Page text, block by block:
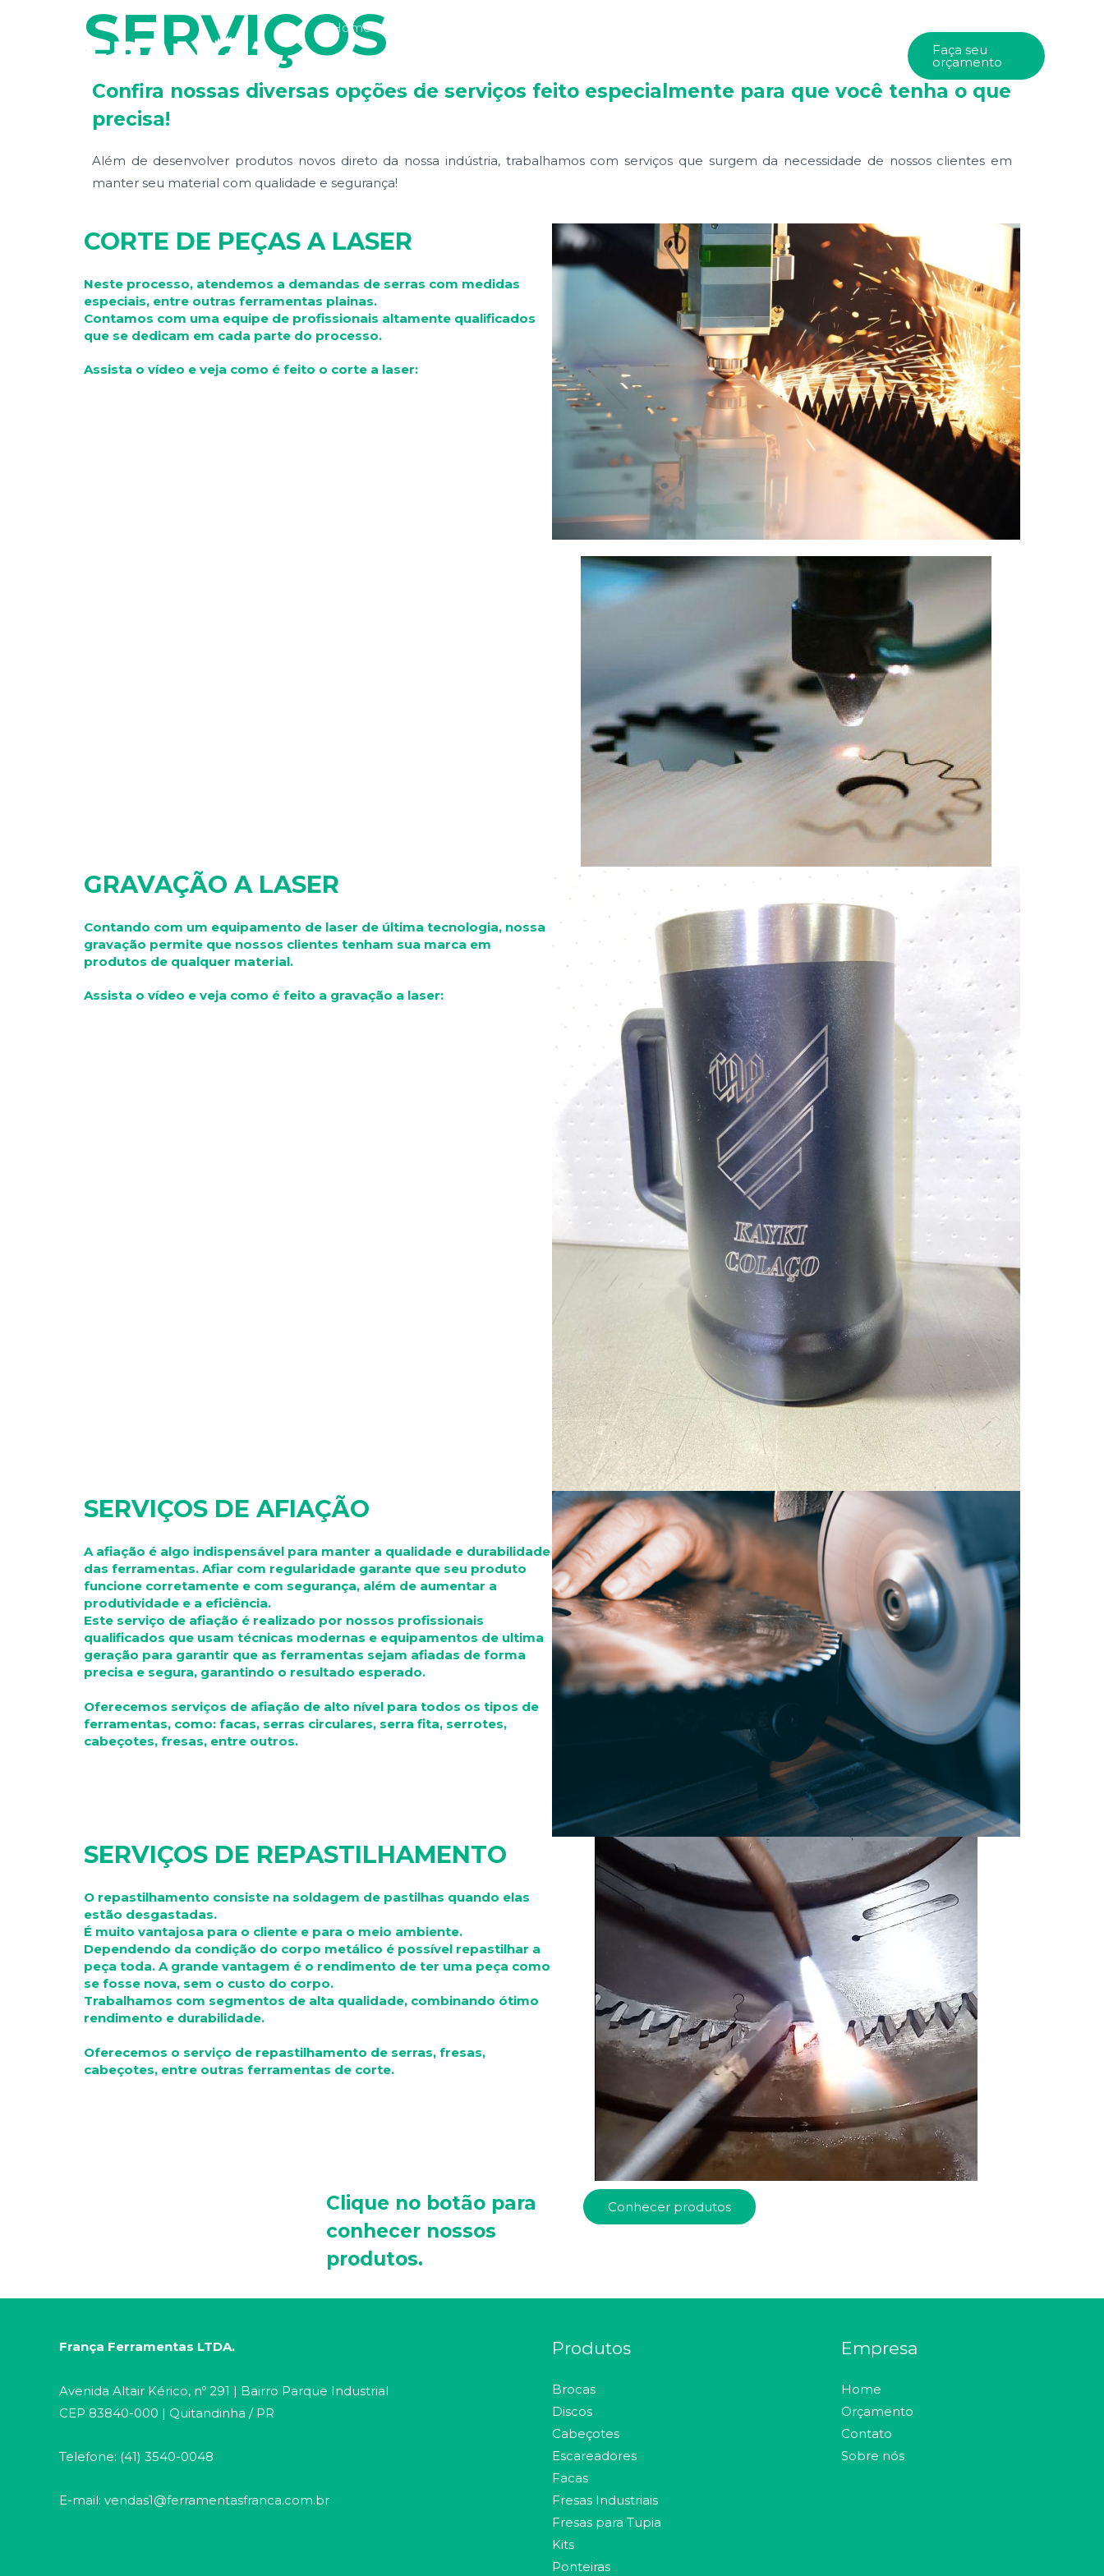
Home
Seja um representante
Faça seu
orçamento
SERVIÇOS
Confira nossas diversas opções de serviços feito especialmente para que você tenha o que
precisa!
Além de desenvolver produtos novos direto da nossa indústria, trabalhamos com serviços que surgem da necessidade de nossos clientes em
manter seu material com qualidade e segurança!
CORTE DE PEÇAS A LASER
Neste processo, atendemos a demandas de serras com medidas
especiais, entre outras ferramentas plainas.
Contamos com uma equipe de profissionais altamente qualificados
que se dedicam em cada parte do processo.
Assista o vídeo e veja como é feito o corte a laser:
GRAVAÇÃO A LASER
Contando com um equipamento de laser de última tecnologia, nossa
gravação permite que nossos clientes tenham sua marca em
produtos de qualquer material.
Assista o vídeo e veja como é feito a gravação a laser:
SERVIÇOS DE AFIAÇÃO
A afiação é algo indispensável para manter a qualidade e durabilidade
das ferramentas. Afiar com regularidade garante que seu produto
funcione corretamente e com segurança, além de aumentar a
produtividade e a eficiência.
Este serviço de afiação é realizado por nossos profissionais
qualificados que usam técnicas modernas e equipamentos de ultima
geração para garantir que as ferramentas sejam afiadas de forma
precisa e segura, garantindo o resultado esperado.
Oferecemos serviços de afiação de alto nível para todos os tipos de
ferramentas, como: facas, serras circulares, serra fita, serrotes,
cabeçotes, fresas, entre outros.
SERVIÇOS DE REPASTILHAMENTO
O repastilhamento consiste na soldagem de pastilhas quando elas
estão desgastadas.
É muito vantajosa para o cliente e para o meio ambiente.
Dependendo da condição do corpo metálico é possível repastilhar a
peça toda. A grande vantagem é o rendimento de ter uma peça como
se fosse nova, sem o custo do corpo.
Trabalhamos com segmentos de alta qualidade, combinando ótimo
rendimento e durabilidade.
Oferecemos o serviço de repastilhamento de serras, fresas,
cabeçotes, entre outras ferramentas de corte.
Clique no botão para
conhecer nossos
produtos.
Conhecer produtos
França Ferramentas LTDA.
Avenida Altair Kérico, nº 291 | Bairro Parque Industrial
CEP 83840-000 | Quitandinha / PR
Telefone: (41) 3540-0048
E-mail: vendas1@ferramentasfranca.com.br
Produtos
Brocas
Discos
Cabeçotes
Escareadores
Facas
Fresas Industriais
Fresas para Tupia
Kits
Ponteiras
Empresa
Home
Orçamento
Contato
Sobre nós